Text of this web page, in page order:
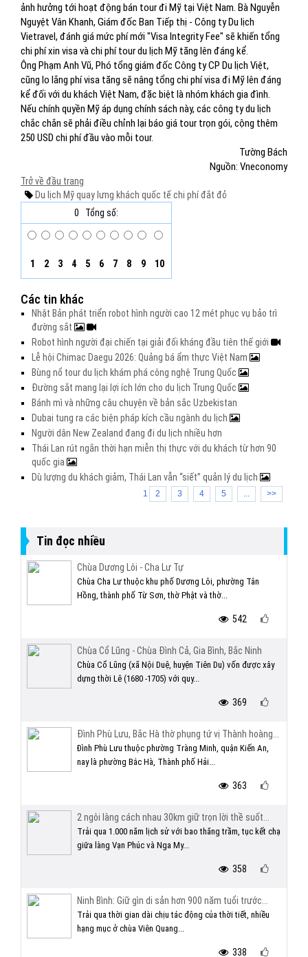
ảnh hưởng tới hoạt động bán tour đi Mỹ tại Việt Nam. Bà Nguyễn
Nguyệt Vân Khanh, Giám đốc Ban Tiếp thị - Công ty Du lịch
Vietravel, đánh giá mức phí mới "Visa Integrity Fee" sẽ khiến tổng
chi phí xin visa và chi phí tour du lịch Mỹ tăng lên đáng kể.
Ông Phạm Anh Vũ, Phó tổng giám đốc Công ty CP Du lịch Việt,
cũng lo lắng phí visa tăng sẽ nâng tổng chi phí visa đi Mỹ lên đáng
kể đối với du khách Việt Nam, đặc biệt là nhóm khách gia đình.
Nếu chính quyền Mỹ áp dụng chính sách này, các công ty du lịch
chắc chắn sẽ phải điều chỉnh lại báo giá tour trọn gói, cộng thêm
250 USD chi phí đầu vào mỗi tour.
Tường Bách
Nguồn: Vneconomy
Trở về đầu trang
Du lịch Mỹquay lưng khách quốc tếchi phíđắt đỏ
0
Tổng số:
1 2 3 4 5 6 7 8 9 10
Các tin khác
Nhật Bản phát triển robot hình người cao 12 mét phục vụ bảo trì
đường sắt
Robot hình người đại chiến tại giải đối kháng đầu tiên thế giới
Lễ hội Chimac Daegu 2026: Quảng bá ẩm thực Việt Nam
Bùng nổ tour du lịch khám phá công nghệ Trung Quốc
Đường sắt mang lại lợi ích lớn cho du lịch Trung Quốc
Bánh mì và những câu chuyện về bản sắc Uzbekistan
Dubai tung ra các biện pháp kích cầu ngành du lịch
Người dân New Zealand đang đi du lịch nhiều hơn
Thái Lan rút ngắn thời hạn miễn thị thực với du khách từ hơn 90
quốc gia
Dù lượng du khách giảm, Thái Lan vẫn “siết” quản lý du lịch
1 2 3 4 5 ... >>
Tin đọc nhiều
Chùa Dương Lôi - Cha Lư Tự
Chùa Cha Lư thuộc khu phố Dương Lôi, phường Tân
Hồng, thành phố Từ Sơn, thờ Phật và thờ...
542
Chùa Cổ Lũng - Chùa Đình Cả, Gia Bình, Bắc Ninh
Chùa Cổ Lũng (xã Nội Duệ, huyện Tiên Du) vốn được xây
dựng thời Lê (1680 -1705) với quy...
369
Đình Phù Lưu, Bắc Hà thờ phụng tứ vị Thành hoàng...
Đình Phù Lưu thuộc phường Tràng Minh, quận Kiến An,
nay là phường Bắc Hà, Thành phố Hải...
363
2 ngôi làng cách nhau 30km giữ trọn lời thề suốt...
Trải qua 1.000 năm lịch sử với bao thăng trầm, tục kết chạ
giữa làng Vạn Phúc và Nga My...
358
Ninh Bình: Giữ gìn di sản hơn 900 năm tuổi trước...
Trải qua thời gian dài chịu tác động của thời tiết, nhiều
hạng mục ở chùa Viên Quang...
338